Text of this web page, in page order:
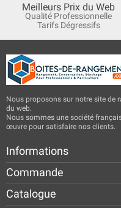
Meilleurs Prix du Web
Qualité Professionnelle
Tarifs Dégressifs
Nous proposons sur notre site de
du web.
Nous sommes une société
œuvre pour satisfaire nos clients.
Informations
Commande
Catalogue